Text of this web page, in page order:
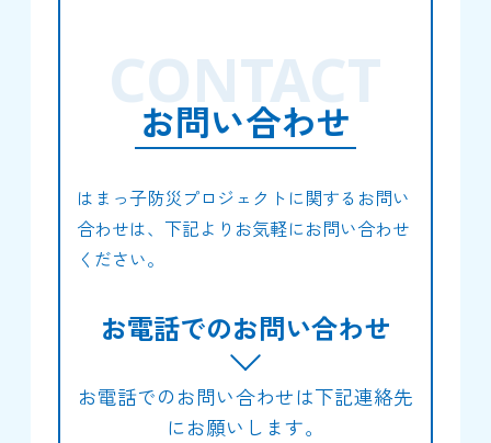
お問い合わせ
CONTACT
はまっ子防災プロジェクトに関するお問い
合わせは、下記よりお気軽にお問い合わせ
ください。
お電話でのお問い合わせ
お電話でのお問い合わせは下記連絡先
にお願いします。